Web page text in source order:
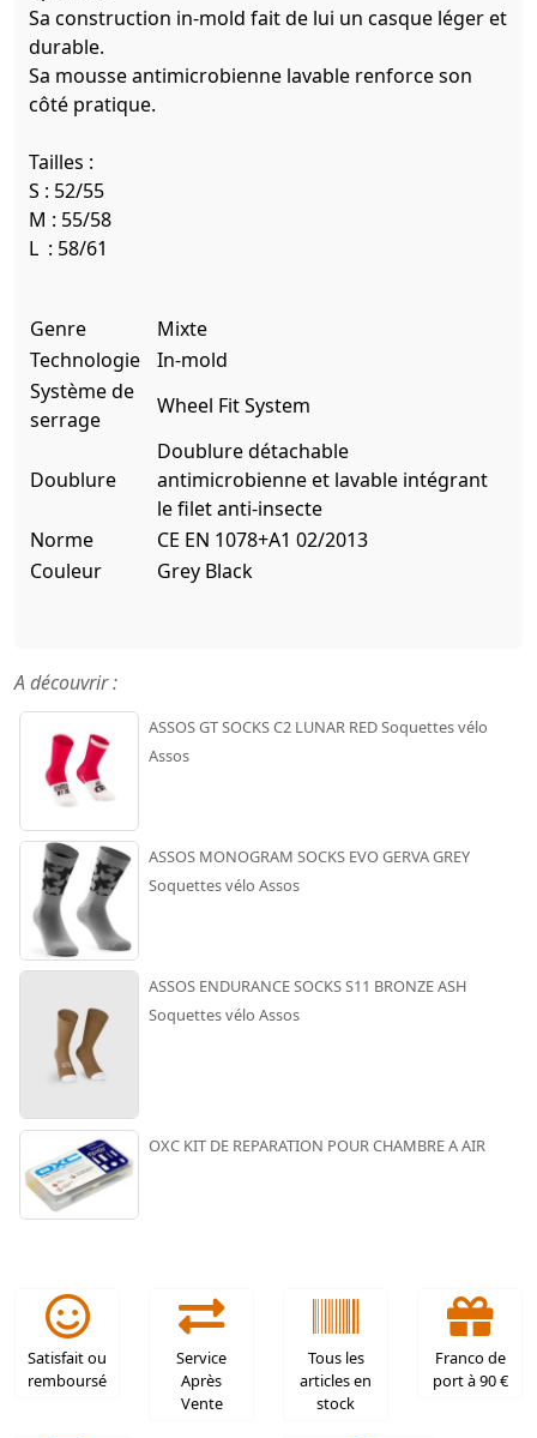
Sa construction in-mold fait de lui un casque léger et
durable.
Sa mousse antimicrobienne lavable renforce son
côté pratique.
Tailles :
S : 52/55
M : 55/58
L : 58/61
Genre
Mixte
Technologie
In-mold
Système de
serrage
Wheel Fit System
Doublure
Doublure détachable
antimicrobienne et lavable intégrant
le filet anti-insecte
Norme
CE EN 1078+A1 02/2013
Couleur
Grey Black
A découvrir :
ASSOS GT SOCKS C2 LUNAR RED Soquettes vélo
Assos
ASSOS MONOGRAM SOCKS EVO GERVA GREY
Soquettes vélo Assos
ASSOS ENDURANCE SOCKS S11 BRONZE ASH
Soquettes vélo Assos
OXC KIT DE REPARATION POUR CHAMBRE A AIR
Satisfait ou
remboursé
Service
Après
Vente
Tous les
articles en
stock
Franco de
port à 90 €